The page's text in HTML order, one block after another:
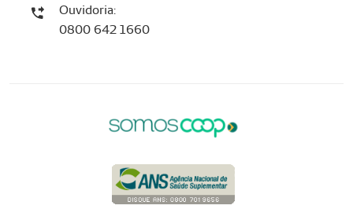
Ouvidoria:
0800 642 1660